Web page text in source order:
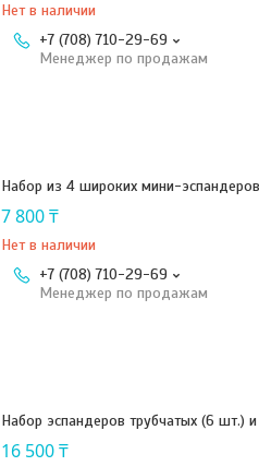
Нет в наличии
+7 (708) 710-29-69
Менеджер по продажам
Набор из 4 широких мини-
7 800 ₸
Нет в наличии
+7 (708) 710-29-69
Менеджер по продажам
Набор эспандеров трубчатых (6 шт.)
16 500 ₸